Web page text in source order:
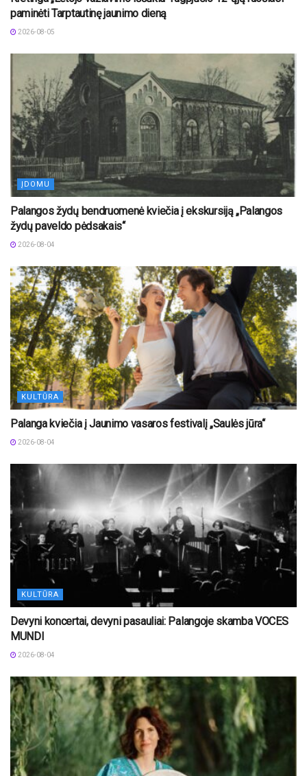
paminėti Tarptautinę jaunimo dieną
2026-08-05
ĮDOMU
Palangos žydų bendruomenė kviečia į ekskursiją „Palangos
žydų paveldo pėdsakais“
2026-08-04
KULTŪRA
Palanga kviečia į Jaunimo vasaros festivalį „Saulės jūra“
2026-08-04
KULTŪRA
Devyni koncertai, devyni pasauliai: Palangoje skamba VOCES
MUNDI
2026-08-04